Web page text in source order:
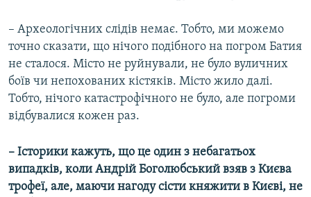
– Археологічних слідів немає. Тобто, ми можемо
точно сказати, що нічого подібного на погром Батия
не сталося. Місто не руйнували, не було вуличних
боїв чи непохованих кістяків. Місто жило далі.
Тобто, нічого катастрофічного не було, але погроми
відбувалися кожен раз.
– Історики кажуть, що це один з небагатьох
випадків, коли Андрій Боголюбський взяв з Києва
трофеї, але, маючи нагоду сісти княжити в Києві, не